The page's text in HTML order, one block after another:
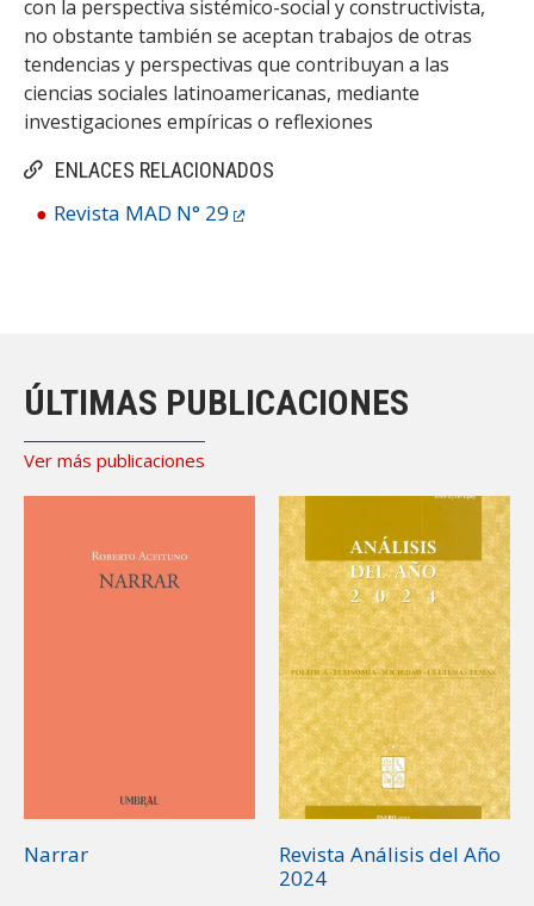
ENLACES RELACIONADOS
Revista MAD N° 29
con la perspectiva sistémico-social y constructivista,
no obstante también se aceptan trabajos de otras
tendencias y perspectivas que contribuyan a las
ciencias sociales latinoamericanas, mediante
investigaciones empíricas o reflexiones
ÚLTIMAS PUBLICACIONES
Ver más publicaciones
Narrar
Revista Análisis del Año
2024